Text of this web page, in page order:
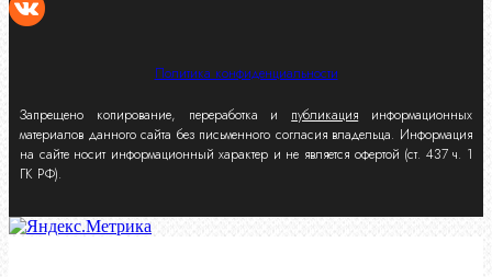
Политика конфиденциальности
Запрещено копирование, переработка и публикация информационных
материалов данного сайта без письменного согласия владельца. Информация
на сайте носит информационный характер и не является офертой (ст. 437 ч. 1
ГК РФ).